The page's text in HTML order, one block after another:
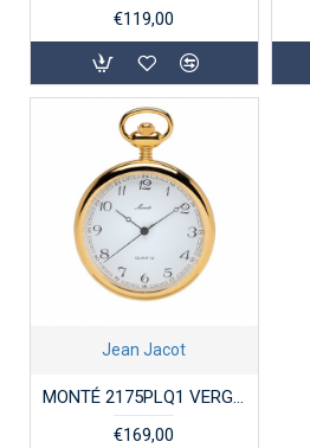
€119,00
Jean Jacot
MONTÉ 2175PLQ1 VERGULD STALEN ZAKHORLOGE
€169,00